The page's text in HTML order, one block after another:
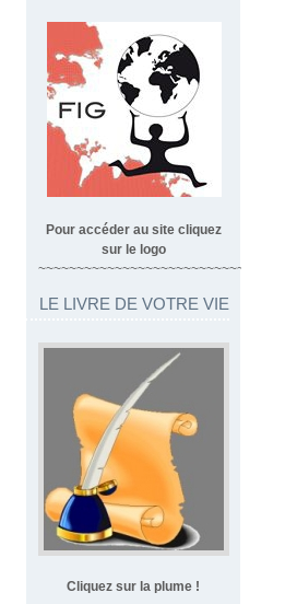
Pour accéder au site cliquez
sur le logo
~~~~~~~~~~~~~~~~~~~~~~~~~~~~~~~~~
LE LIVRE DE VOTRE VIE
Cliquez sur la plume !